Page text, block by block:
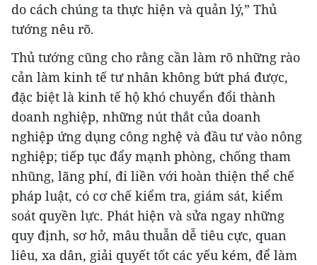
do cách chúng ta thực hiện và quản lý,” Thủ
tướng nêu rõ.
Thủ tướng cũng cho rằng cần làm rõ những rào
cản làm kinh tế tư nhân không bứt phá được,
đặc biệt là kinh tế hộ khó chuyển đổi thành
doanh nghiệp, những nút thắt của doanh
nghiệp ứng dụng công nghệ và đầu tư vào nông
nghiệp; tiếp tục đẩy mạnh phòng, chống tham
nhũng, lãng phí, đi liền với hoàn thiện thể chế
pháp luật, có cơ chế kiểm tra, giám sát, kiểm
soát quyền lực. Phát hiện và sửa ngay những
quy định, sơ hở, mâu thuẫn dễ tiêu cực, quan
liêu, xa dân, giải quyết tốt các yếu kém, để làm